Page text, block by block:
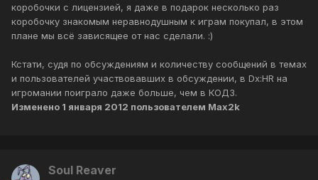
коробочки с лицензией, я даже в подарок несколько раз
коробочку знакомым неравнодушным к играм покупал, в этом
плане мы всё зависящее от нас сделали. :)
Кстати, судя по обсуждениям и количеству сообщений в темах
и пользователей участвовавших в обсуждении, в Dx:HR на
игромании поиграло даже больше, чем в КОД3.
Изменено 1 января 2012 пользователем Max2k
Soul Reaver